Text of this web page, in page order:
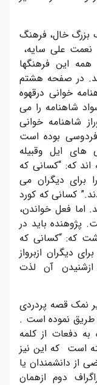
بزرگ خال، فرهنگ
نعمت علی سایه،
این فرهنگها
اند. در صفحه هشتم
خوانی درقهوه
شاهنامه را می
شاهنامه خوانی
فردوسی بوده است
های ایل وقبیله
که: “کسانی که
برای دیگران می
کسانی که کورد
اما فعل خواندن،
پژوهنده باید در
که: “کسانی که
دیگران ازبرواز
آن لذت
نمک قصه پردردی
نموده است .
به دفعات از کلمه
است که این نیز
از دانشمندان یا
دوم ازهمان